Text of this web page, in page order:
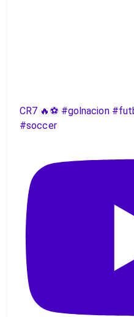
CR7 🔥⚽️ #golnacion
#soccer